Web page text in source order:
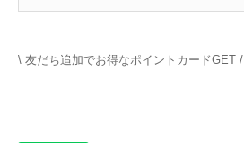
\ 友だち追加でお得なポイントカードGET /